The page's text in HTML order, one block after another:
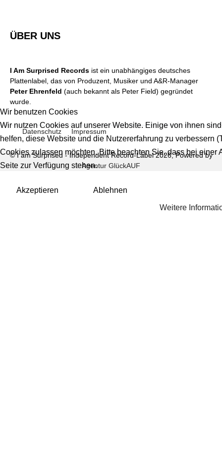
ÜBER UNS
I Am Surprised Records ist ein unabhängiges deutsches
Plattenlabel, das von Produzent, Musiker und A&R-Manager
Peter Ehrenfeld (auch bekannt als Peter Field) gegründet
wurde.
Datenschutz Impressum
© I am Surprised - Independent Record-Label 2026, Powered by
Agentur GlückAUF
Wir benutzen Cookies
Wir nutzen Cookies auf unserer Website. Einige von ihnen
helfen, diese Website und die Nutzererfahrung zu verbessern
Cookies zulassen möchten. Bitte beachten Sie, dass bei
Seite zur Verfügung stehen.
Akzeptieren Ablehnen
Weitere